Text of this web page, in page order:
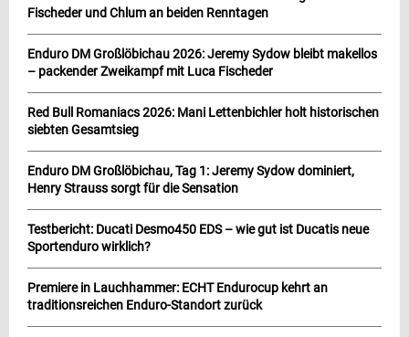
Fischeder und Chlum an beiden Renntagen
Enduro DM Großlöbichau 2026: Jeremy Sydow bleibt makellos
– packender Zweikampf mit Luca Fischeder
Red Bull Romaniacs 2026: Mani Lettenbichler holt historischen
siebten Gesamtsieg
Enduro DM Großlöbichau, Tag 1: Jeremy Sydow dominiert,
Henry Strauss sorgt für die Sensation
Testbericht: Ducati Desmo450 EDS – wie gut ist Ducatis neue
Sportenduro wirklich?
Premiere in Lauchhammer: ECHT Endurocup kehrt an
traditionsreichen Enduro-Standort zurück